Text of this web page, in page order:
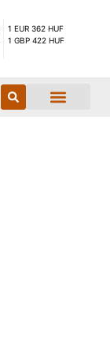
1 EUR 362 HUF
1 GBP 422 HUF